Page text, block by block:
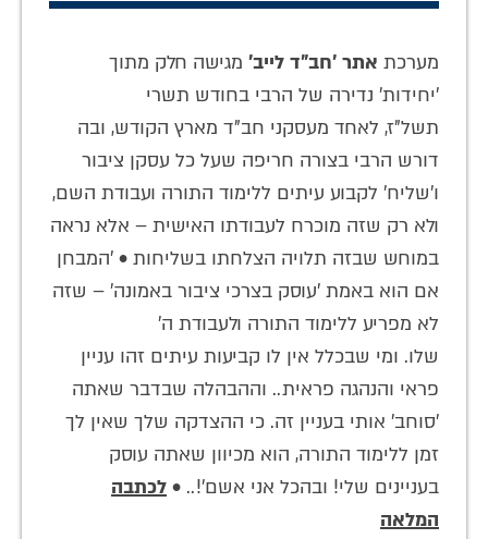
מערכת אתר 'חב"ד לייב' מגישה חלק מתוך
'יחידות' נדירה של הרבי בחודש תשרי
תשל"ז, לאחד מעסקני חב"ד מארץ הקודש, ובה
דורש הרבי בצורה חריפה שעל כל עסקן ציבור
ו'שליח' לקבוע עיתים ללימוד התורה ועבודת השם,
ולא רק שזה מוכרח לעבודתו האישית – אלא נראה
במוחש שבזה תלויה הצלחתו בשליחות • 'המבחן
אם הוא באמת 'עוסק בצרכי ציבור באמונה' – שזה
לא מפריע ללימוד התורה ולעבודת ה'
שלו. ומי שבכלל אין לו קביעות עיתים זהו עניין
פראי והנהגה פראית.. וההבהלה שבדבר שאתה
'סוחב' אותי בעניין זה. כי ההצדקה שלך שאין לך
זמן ללימוד התורה, הוא מכיוון שאתה עוסק
בעניינים שלי! ובהכל אני אשם'!.. • לכתבה
המלאה